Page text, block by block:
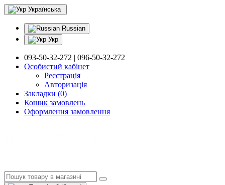
Українська
Russian
Укр
093-50-32-272 | 096-50-32-272
Особистий кабінет
Реєстрація
Авторизація
Закладки (0)
Кошик замовлень
Оформлення замовлення